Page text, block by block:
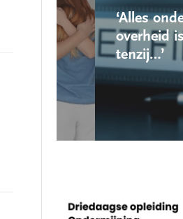
‘Alles onder de
overheid is
tenzij…’